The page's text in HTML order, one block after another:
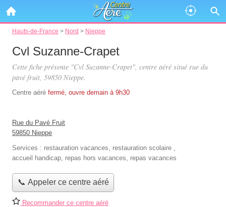
Hauts-de-France > Nord > Nieppe
Cvl Suzanne-Crapet
Cette fiche présente "Cvl Suzanne-Crapet", centre aéré situé rue du
pavé fruit, 59850 Nieppe.
Centre aéré fermé, ouvre demain à 9h30
Rue du Pavé Fruit
59850 Nieppe
Services : restauration vacances, restauration scolaire ,
accueil handicap, repas hors vacances, repas vacances
📞 Appeler ce centre aéré
Recommander ce centre aéré